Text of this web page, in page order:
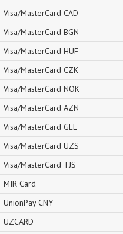
Visa/MasterCard CAD
Visa/MasterCard BGN
Visa/MasterCard HUF
Visa/MasterCard CZK
Visa/MasterCard NOK
Visa/MasterCard AZN
Visa/MasterCard GEL
Visa/MasterCard UZS
Visa/MasterCard TJS
MIR Card
UnionPay CNY
UZCARD